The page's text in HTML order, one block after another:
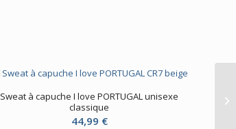
Sweat à capuche I love PORTUGAL unisexe
classique
44,99 €